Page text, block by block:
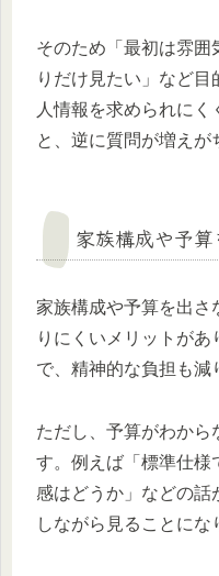
そのため「最初は雰囲
りだけ見たい」など
人情報を求められに
と、逆に質問が増えが
家族構成や予
家族構成や予算を出さ
りにくいメリットが
で、精神的な負担も減
ただし、予算がわから
す。例えば「標準仕様
感はどうか」などの話
しながら見ることにな